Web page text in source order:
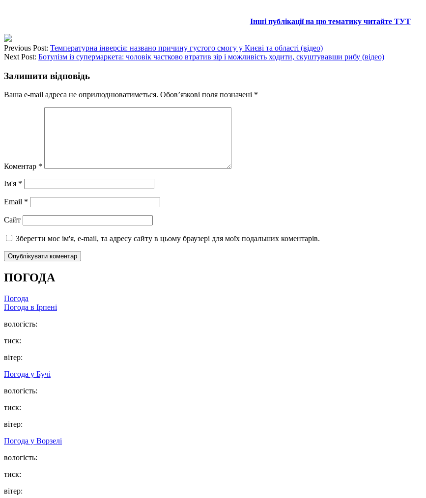
Інші публікації на цю тематику читайте ТУТ
Previous Post: Температурна інверсія: названо причину густого смогу у Києві та області (відео)
Next Post: Ботулізм із супермаркета: чоловік частково втратив зір і можливість ходити, скуштувавши рибу (відео)
Залишити відповідь
Ваша e-mail адреса не оприлюднюватиметься. Обов’язкові поля позначені *
Коментар *
Ім'я *
Email *
Сайт
Зберегти моє ім'я, e-mail, та адресу сайту в цьому браузері для моїх подальших коментарів.
ПОГОДА
Погода
Погода в Ірпені
вологість:
тиск:
вітер:
Погода у Бучі
вологість:
тиск:
вітер:
Погода у Ворзелі
вологість:
тиск:
вітер: